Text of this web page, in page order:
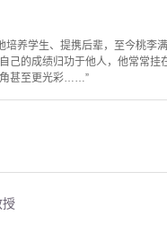
养学生、提携后辈，至今桃李
的成绩归功于他人，他常常挂
角甚至更光彩……”
授